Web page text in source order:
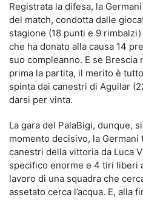
Registrata la difesa, la
del match, condotta dalle
stagione (18 punti e 9
che ha donato alla causa 14
suo compleanno. E se
prima la partita, il merito è
spinta dai canestri di Aguilar
darsi per vinta.
La gara del PalaBigi, dunque,
momento decisivo, la Germani
canestri della vittoria da Luca
specifico enorme e 4 tiri liberi
lavoro di una squadra che
assetato cerca l’acqua. E, alla